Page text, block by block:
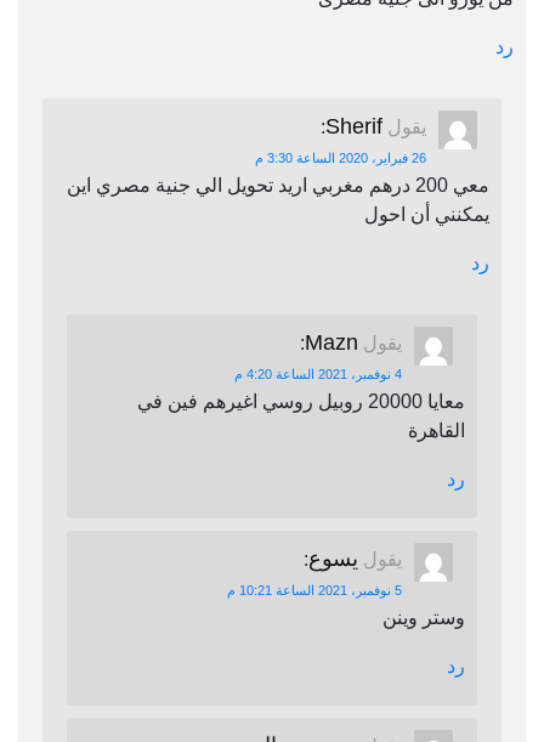
رد
يقول Sherif
:
26 فبراير، 2020 الساعة 3:30 م
معي 200 درهم مغربي اريد تحويل الي جنية مصري اين
يمكنني أن احول
رد
يقول Mazn
:
4 نوفمبر، 2021 الساعة 4:20 م
معايا 20000 روبيل روسي اغيرهم فين في
القاهرة
رد
يقول يسوع:
5 نوفمبر، 2021 الساعة 10:21 م
وستر وينن
رد